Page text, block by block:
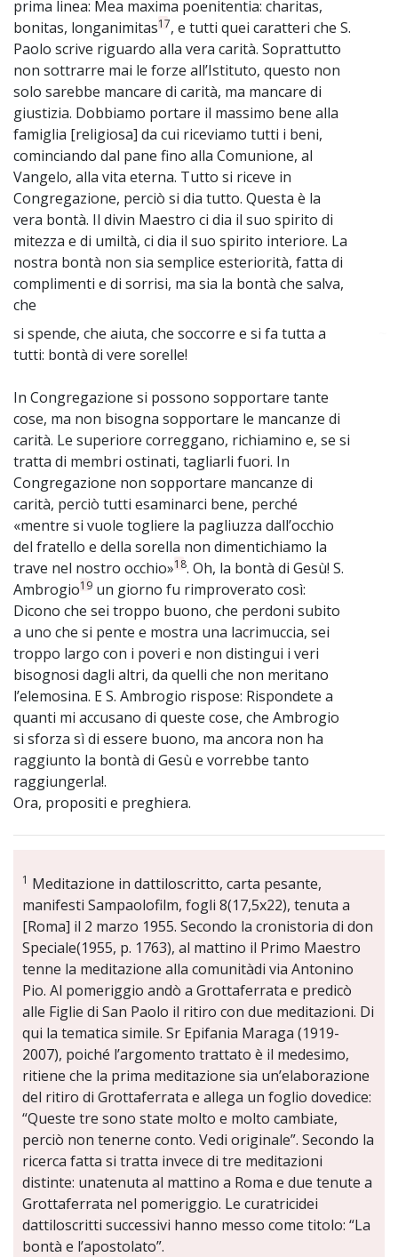
prima linea: Mea maxima poenitentia: charitas,
bonitas, longanimitas17, e tutti quei caratteri che S.
Paolo scrive riguardo alla vera carità. Soprattutto
non sottrarre mai le forze all’Istituto, questo non
solo sarebbe mancare di carità, ma mancare di
giustizia. Dobbiamo portare il massimo bene alla
famiglia [religiosa] da cui riceviamo tutti i beni,
cominciando dal pane fino alla Comunione, al
Vangelo, alla vita eterna. Tutto si riceve in
Congregazione, perciò si dia tutto. Questa è la
vera bontà. Il divin Maestro ci dia il suo spirito di
mitezza e di umiltà, ci dia il suo spirito interiore. La
nostra bontà non sia semplice esteriorità, fatta di
complimenti e di sorrisi, ma sia la bontà che salva,
che
si spende, che aiuta, che soccorre e si fa tutta a
tutti: bontà di vere sorelle!
In Congregazione si possono sopportare tante
cose, ma non bisogna sopportare le mancanze di
carità. Le superiore correggano, richiamino e, se si
tratta di membri ostinati, tagliarli fuori. In
Congregazione non sopportare mancanze di
carità, perciò tutti esaminarci bene, perché
«mentre si vuole togliere la pagliuzza dall’occhio
del fratello e della sorella non dimentichiamo la
trave nel nostro occhio»18. Oh, la bontà di Gesù! S.
Ambrogio19 un giorno fu rimproverato così:
Dicono che sei troppo buono, che perdoni subito
a uno che si pente e mostra una lacrimuccia, sei
troppo largo con i poveri e non distingui i veri
bisognosi dagli altri, da quelli che non meritano
l’elemosina. E S. Ambrogio rispose: Rispondete a
quanti mi accusano di queste cose, che Ambrogio
si sforza sì di essere buono, ma ancora non ha
raggiunto la bontà di Gesù e vorrebbe tanto
raggiungerla!.
Ora, propositi e preghiera.
1 Meditazione in dattiloscritto, carta pesante,
manifesti Sampaolofilm, fogli 8(17,5x22), tenuta a
[Roma] il 2 marzo 1955. Secondo la cronistoria di don
Speciale(1955, p. 1763), al mattino il Primo Maestro
tenne la meditazione alla comunitàdi via Antonino
Pio. Al pomeriggio andò a Grottaferrata e predicò
alle Figlie di San Paolo il ritiro con due meditazioni. Di
qui la tematica simile. Sr Epifania Maraga (1919-
2007), poiché l’argomento trattato è il medesimo,
ritiene che la prima meditazione sia un’elaborazione
del ritiro di Grottaferrata e allega un foglio dovedice:
“Queste tre sono state molto e molto cambiate,
perciò non tenerne conto. Vedi originale”. Secondo la
ricerca fatta si tratta invece di tre meditazioni
distinte: unatenuta al mattino a Roma e due tenute a
Grottaferrata nel pomeriggio. Le curatricidei
dattiloscritti successivi hanno messo come titolo: “La
bontà e l’apostolato”.